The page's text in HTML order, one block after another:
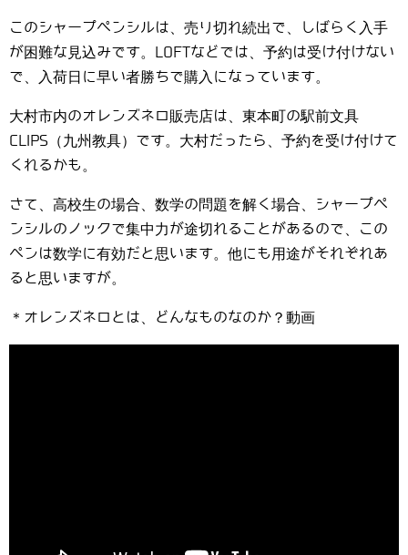
このシャープペンシルは、売り切れ続出で、しばらく入手
が困難な見込みです。LOFTなどでは、予約は受け付けない
で、入荷日に早い者勝ちで購入になっています。
大村市内のオレンズネロ販売店は、東本町の駅前文具
CLIPS（九州教具）です。大村だったら、予約を受け付けて
くれるかも。
さて、高校生の場合、数学の問題を解く場合、シャープペ
ンシルのノックで集中力が途切れることがあるので、この
ペンは数学に有効だと思います。他にも用途がそれぞれあ
ると思いますが。
＊オレンズネロとは、どんなものなのか？動画